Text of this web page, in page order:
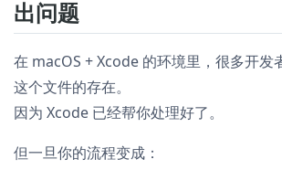
出问题
在 macOS + Xcode 的环境里，很多开发
这个文件的存在。
因为 Xcode 已经帮你处理好了。
但一旦你的流程变成：